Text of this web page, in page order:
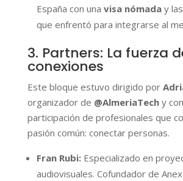
España con una visa nómaday
que enfrentó para integrarse al
3. Partners: La fuerza
conexiones
Este bloque estuvo dirigido por
organizador de @AlmeriaTechy
participación de profesionales que
pasión común: conectar personas.
Fran Rubi: Especializado en
audiovisuales. Cofundador de